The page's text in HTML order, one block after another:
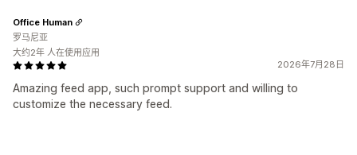
2026年7月28日
Amazing feed app, such prompt support and willing to
customize the necessary feed.
Office Human
罗马尼亚
大约2年 人在使用应用